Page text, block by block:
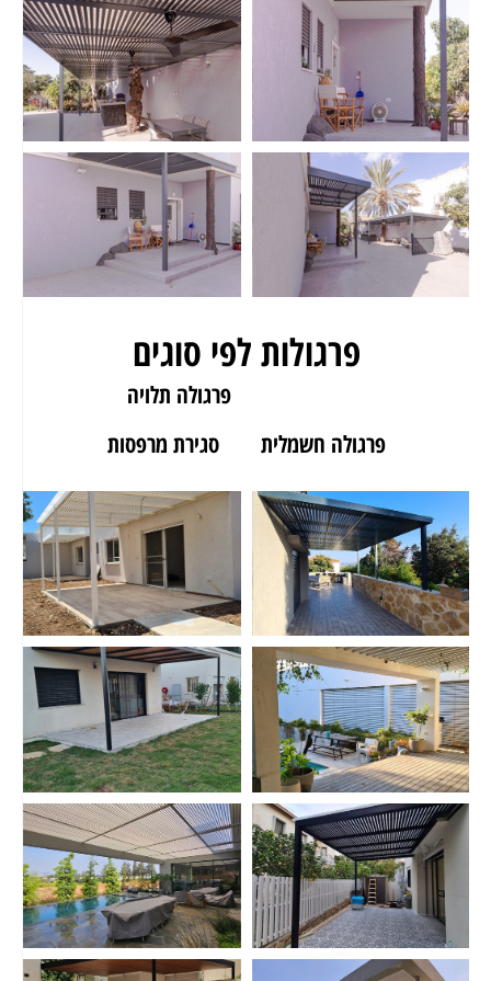
פרגולות לפי סוגים
פרגולה תלויה
פרגולה חשמלית
סגירת מרפסות